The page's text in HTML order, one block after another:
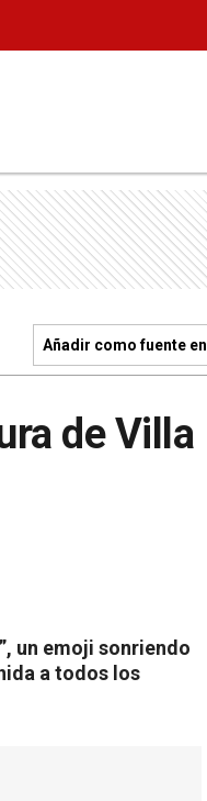
Añadir como fuente en
de Villa
un emoji sonriendo
a todos los